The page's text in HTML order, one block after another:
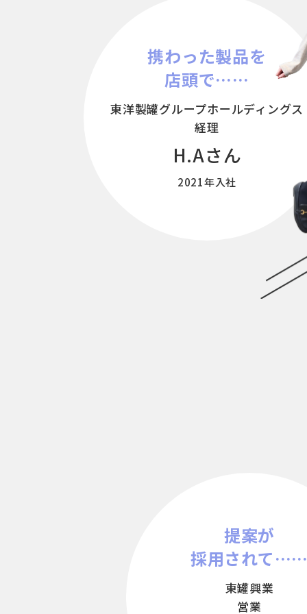
携わった製品を
店頭で……
東洋製罐グループホールディングス
経理
H.Aさん
2021年入社
提案が
採用されて
東罐興業
営業